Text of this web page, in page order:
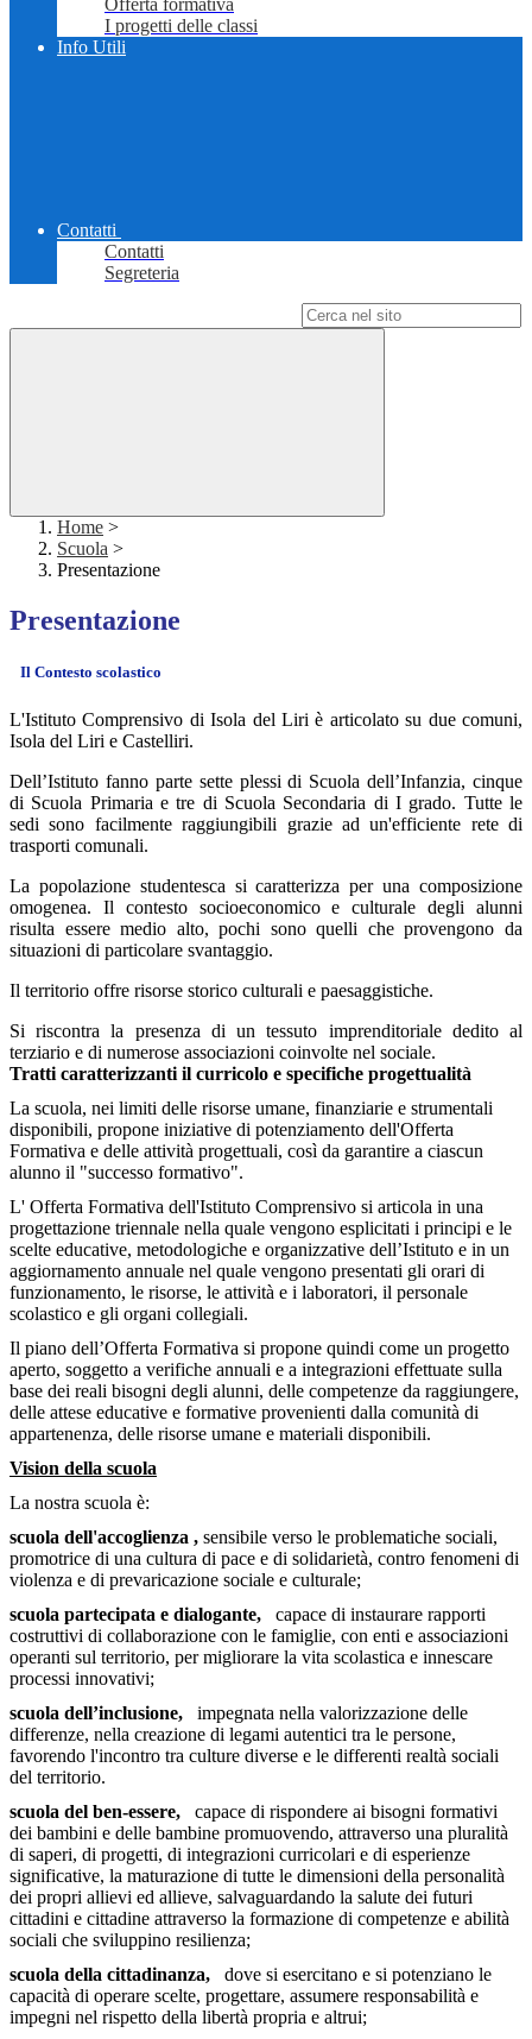
Offerta formativa
I progetti delle classi
Info Utili
Contatti
Contatti
Segreteria
Home >
Scuola >
Presentazione
Presentazione
Il Contesto scolastico
L'Istituto Comprensivo di Isola del Liri è articolato su due comuni,
Isola del Liri e Castelliri.
Dell’Istituto fanno parte sette plessi di Scuola dell’Infanzia, cinque
di Scuola Primaria e tre di Scuola Secondaria di I grado. Tutte le
sedi sono facilmente raggiungibili grazie ad un'efficiente rete di
trasporti comunali.
La popolazione studentesca si caratterizza per una composizione
omogenea. Il contesto socioeconomico e culturale degli alunni
risulta essere medio alto, pochi sono quelli che provengono da
situazioni di particolare svantaggio.
Il territorio offre risorse storico culturali e paesaggistiche.
Si riscontra la presenza di un tessuto imprenditoriale dedito al
terziario e di numerose associazioni coinvolte nel sociale.
Tratti caratterizzanti il curricolo e specifiche progettualità
La scuola, nei limiti delle risorse umane, finanziarie e strumentali
disponibili, propone iniziative di potenziamento dell'Offerta
Formativa e delle attività progettuali, così da garantire a ciascun
alunno il "successo formativo".
L' Offerta Formativa dell'Istituto Comprensivo si articola in una
progettazione triennale nella quale vengono esplicitati i principi e le
scelte educative, metodologiche e organizzative dell’Istituto e in un
aggiornamento annuale nel quale vengono presentati gli orari di
funzionamento, le risorse, le attività e i laboratori, il personale
scolastico e gli organi collegiali.
Il piano dell’Offerta Formativa si propone quindi come un progetto
aperto, soggetto a verifiche annuali e a integrazioni effettuate sulla
base dei reali bisogni degli alunni, delle competenze da raggiungere,
delle attese educative e formative provenienti dalla comunità di
appartenenza, delle risorse umane e materiali disponibili.
Vision della scuola
La nostra scuola è:
scuola dell'accoglienza , sensibile verso le problematiche sociali,
promotrice di una cultura di pace e di solidarietà, contro fenomeni di
violenza e di prevaricazione sociale e culturale;
scuola partecipata e dialogante,
capace di instaurare rapporti
costruttivi di collaborazione con le famiglie, con enti e associazioni
operanti sul territorio, per migliorare la vita scolastica e innescare
processi innovativi;
scuola dell’inclusione,
impegnata nella valorizzazione delle
differenze, nella creazione di legami autentici tra le persone,
favorendo l'incontro tra culture diverse e le differenti realtà sociali
del territorio.
scuola del ben-essere,
capace di rispondere ai bisogni formativi
dei bambini e delle bambine promuovendo, attraverso una pluralità
di saperi, di progetti, di integrazioni curricolari e di esperienze
significative, la maturazione di tutte le dimensioni della personalità
dei propri allievi ed allieve, salvaguardando la salute dei futuri
cittadini e cittadine attraverso la formazione di competenze e abilità
sociali che sviluppino resilienza;
scuola della cittadinanza,
dove si esercitano e si potenziano le
capacità di operare scelte, progettare, assumere responsabilità e
impegni nel rispetto della libertà propria e altrui;